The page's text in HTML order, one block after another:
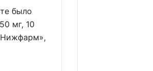
было
мг, 10